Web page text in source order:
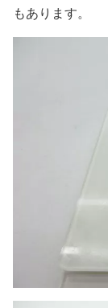
もあります。